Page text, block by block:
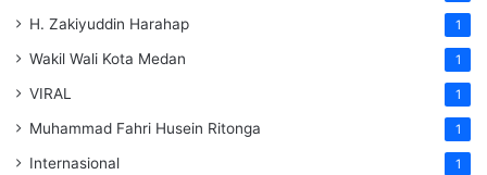
H. Zakiyuddin Harahap 1
Wakil Wali Kota Medan 1
VIRAL 1
Muhammad Fahri Husein Ritonga 1
Internasional 1